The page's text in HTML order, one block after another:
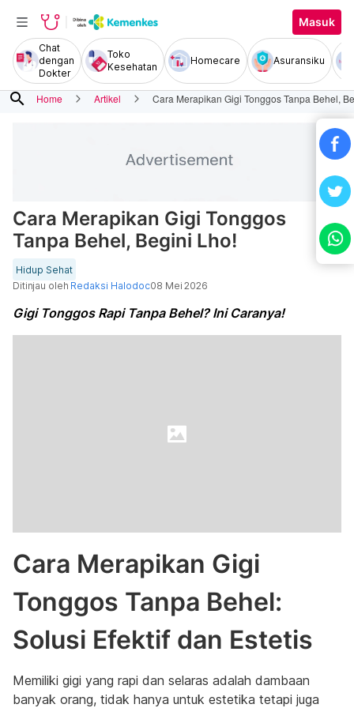
Masuk
Chat
dengan
Dokter
Toko
Kesehatan
Homecare Asuransiku
search Home Artikel Cara Merapikan Gigi Tonggos Tanpa Behel,
Cara Merapikan Gigi Tonggos
Tanpa Behel, Begini Lho!
Hidup Sehat
Ditinjau oleh Redaksi Halodoc08 Mei 2026
Gigi Tonggos Rapi Tanpa Behel? Ini Caranya!
Cara Merapikan Gigi
Tonggos Tanpa Behel:
Solusi Efektif dan Estetis
Memiliki gigi yang rapi dan selaras adalah dambaan
banyak orang, tidak hanya untuk estetika tetapi juga